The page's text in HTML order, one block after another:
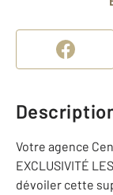
Votre agence
EXCLUSIVITÉ
dévoiler cette